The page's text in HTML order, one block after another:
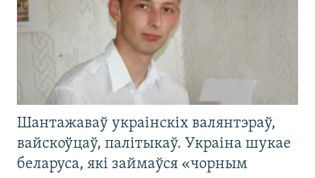
Шантажаваў украінскіх валянтэраў,
вайскоўцаў, палітыкаў. Украіна шукае
беларуса, які займаўся «чорным